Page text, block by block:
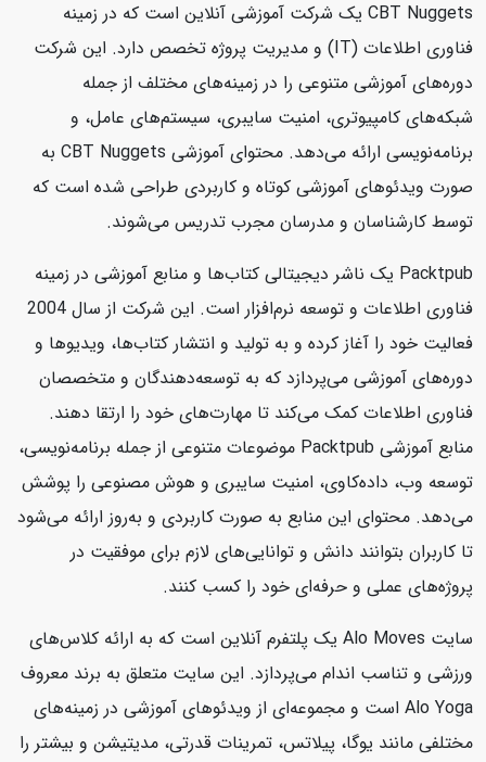
CBT Nuggets یک شرکت آموزشی آنلاین است که در زمینه
فناوری اطلاعات (IT) و مدیریت پروژه تخصص دارد. این شرکت
دوره‌های آموزشی متنوعی را در زمینه‌های مختلف از جمله
شبکه‌های کامپیوتری، امنیت سایبری، سیستم‌های عامل، و
برنامه‌نویسی ارائه می‌دهد. محتوای آموزشی CBT Nuggets به
صورت ویدئوهای آموزشی کوتاه و کاربردی طراحی شده است که
توسط کارشناسان و مدرسان مجرب تدریس می‌شوند.
Packtpub یک ناشر دیجیتالی کتاب‌ها و منابع آموزشی در زمینه
فناوری اطلاعات و توسعه نرم‌افزار است. این شرکت از سال 2004
فعالیت خود را آغاز کرده و به تولید و انتشار کتاب‌ها، ویدیوها و
دوره‌های آموزشی می‌پردازد که به توسعه‌دهندگان و متخصصان
فناوری اطلاعات کمک می‌کند تا مهارت‌های خود را ارتقا دهند.
منابع آموزشی Packtpub موضوعات متنوعی از جمله برنامه‌نویسی،
توسعه وب، داده‌کاوی، امنیت سایبری و هوش مصنوعی را پوشش
می‌دهد. محتوای این منابع به صورت کاربردی و به‌روز ارائه می‌شود
تا کاربران بتوانند دانش و توانایی‌های لازم برای موفقیت در
پروژه‌های عملی و حرفه‌ای خود را کسب کنند.
سایت Alo Moves یک پلتفرم آنلاین است که به ارائه کلاس‌های
ورزشی و تناسب اندام می‌پردازد. این سایت متعلق به برند معروف
Alo Yoga است و مجموعه‌ای از ویدئوهای آموزشی در زمینه‌های
مختلفی مانند یوگا، پیلاتس، تمرینات قدرتی، مدیتیشن و بیشتر را